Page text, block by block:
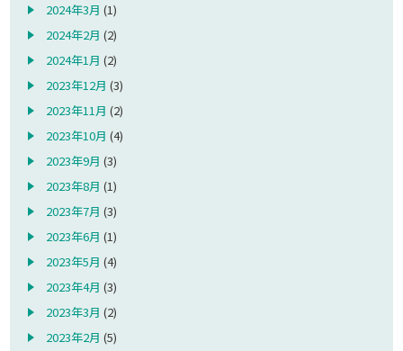
2024年3月 (1)
2024年2月 (2)
2024年1月 (2)
2023年12月 (3)
2023年11月 (2)
2023年10月 (4)
2023年9月 (3)
2023年8月 (1)
2023年7月 (3)
2023年6月 (1)
2023年5月 (4)
2023年4月 (3)
2023年3月 (2)
2023年2月 (5)